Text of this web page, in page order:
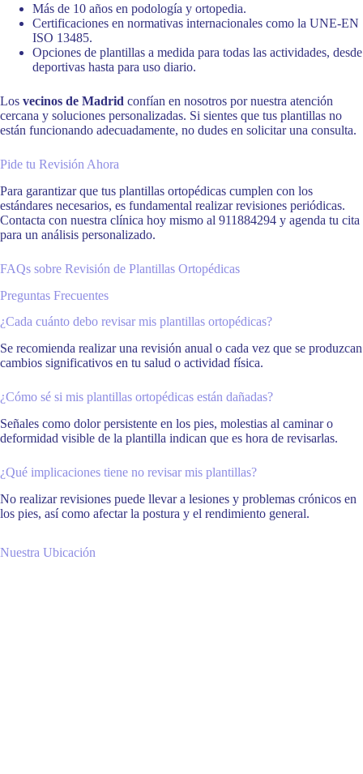
Más de 10 años en podología y ortopedia.
Certificaciones en normativas internacionales como la UNE-EN
ISO 13485.
Opciones de plantillas a medida para todas las actividades, desde
deportivas hasta para uso diario.
Los vecinos de Madrid confían en nosotros por nuestra atención
cercana y soluciones personalizadas. Si sientes que tus plantillas no
están funcionando adecuadamente, no dudes en solicitar una consulta.
Pide tu Revisión Ahora
Para garantizar que tus plantillas ortopédicas cumplen con los
estándares necesarios, es fundamental realizar revisiones periódicas.
Contacta con nuestra clínica hoy mismo al 911884294 y agenda tu cita
para un análisis personalizado.
FAQs sobre Revisión de Plantillas Ortopédicas
Preguntas Frecuentes
¿Cada cuánto debo revisar mis plantillas ortopédicas?
Se recomienda realizar una revisión anual o cada vez que se produzcan
cambios significativos en tu salud o actividad física.
¿Cómo sé si mis plantillas ortopédicas están dañadas?
Señales como dolor persistente en los pies, molestias al caminar o
deformidad visible de la plantilla indican que es hora de revisarlas.
¿Qué implicaciones tiene no revisar mis plantillas?
No realizar revisiones puede llevar a lesiones y problemas crónicos en
los pies, así como afectar la postura y el rendimiento general.
Nuestra Ubicación